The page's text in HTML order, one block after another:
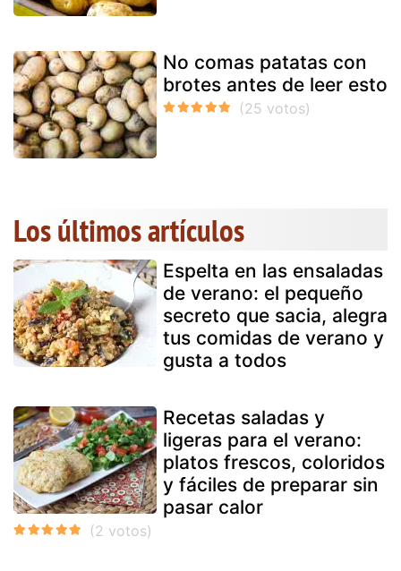
No comas patatas con
brotes antes de leer esto
Los últimos artículos
Espelta en las ensaladas
de verano: el pequeño
secreto que sacia, alegra
tus comidas de verano y
gusta a todos
Recetas saladas y
ligeras para el verano:
platos frescos, coloridos
y fáciles de preparar sin
pasar calor